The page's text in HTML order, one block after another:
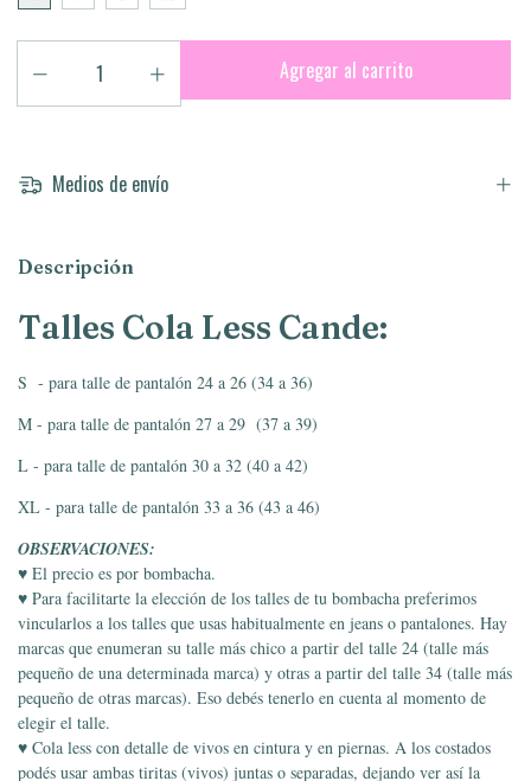
Medios de envío
Descripción
Talles Cola Less Cande:
S - para talle de pantalón 24 a 26 (34 a 36)
M - para talle de pantalón 27 a 29 (37 a 39)
L - para talle de pantalón 30 a 32 (40 a 42)
XL - para talle de pantalón 33 a 36 (43 a 46)
OBSERVACIONES:
♥ El precio es por bombacha.
♥ Para facilitarte la elección de los talles de tu bombacha preferimos
vincularlos a los talles que usas habitualmente en jeans o pantalones. Hay
marcas que enumeran su talle más chico a partir del talle 24 (talle más
pequeño de una determinada marca) y otras a partir del talle 34 (talle más
pequeño de otras marcas). Eso debés tenerlo en cuenta al momento de
elegir el talle.
♥ Cola less con detalle de vivos en cintura y en piernas. A los costados
podés usar ambas tiritas (vivos) juntas o separadas, dejando ver así la